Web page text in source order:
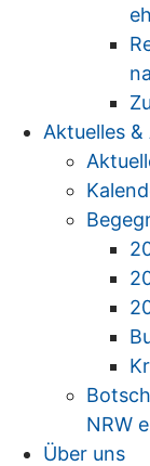
Aktuelles
NRW
Über uns